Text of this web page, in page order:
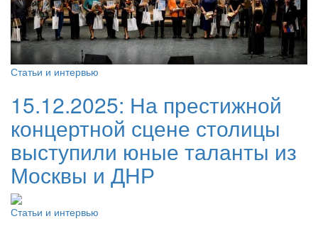
Статьи и интервью
15.12.2025: На престижной
концертной сцене столицы
выступили юные таланты из
Москвы и ДНР
Статьи и интервью